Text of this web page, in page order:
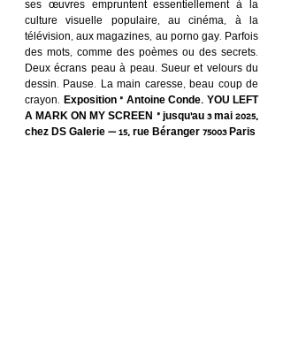
ses œuvres empruntent essentiellement à la
culture visuelle populaire, au cinéma, à la
télévision, aux magazines, au porno gay. Parfois
des mots, comme des poèmes ou des secrets.
Deux écrans peau à peau. Sueur et velours du
dessin. Pause. La main caresse, beau coup de
crayon. Exposition « Antoine Conde. YOU LEFT
A MARK ON MY SCREEN » jusqu’au 3 mai 2025,
chez DS Galerie — 15, rue Béranger 75003 Paris